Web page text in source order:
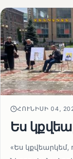
ՀՈՒՆԻՍԻ 04,
Ես
«Ես կքվեարկեմ,